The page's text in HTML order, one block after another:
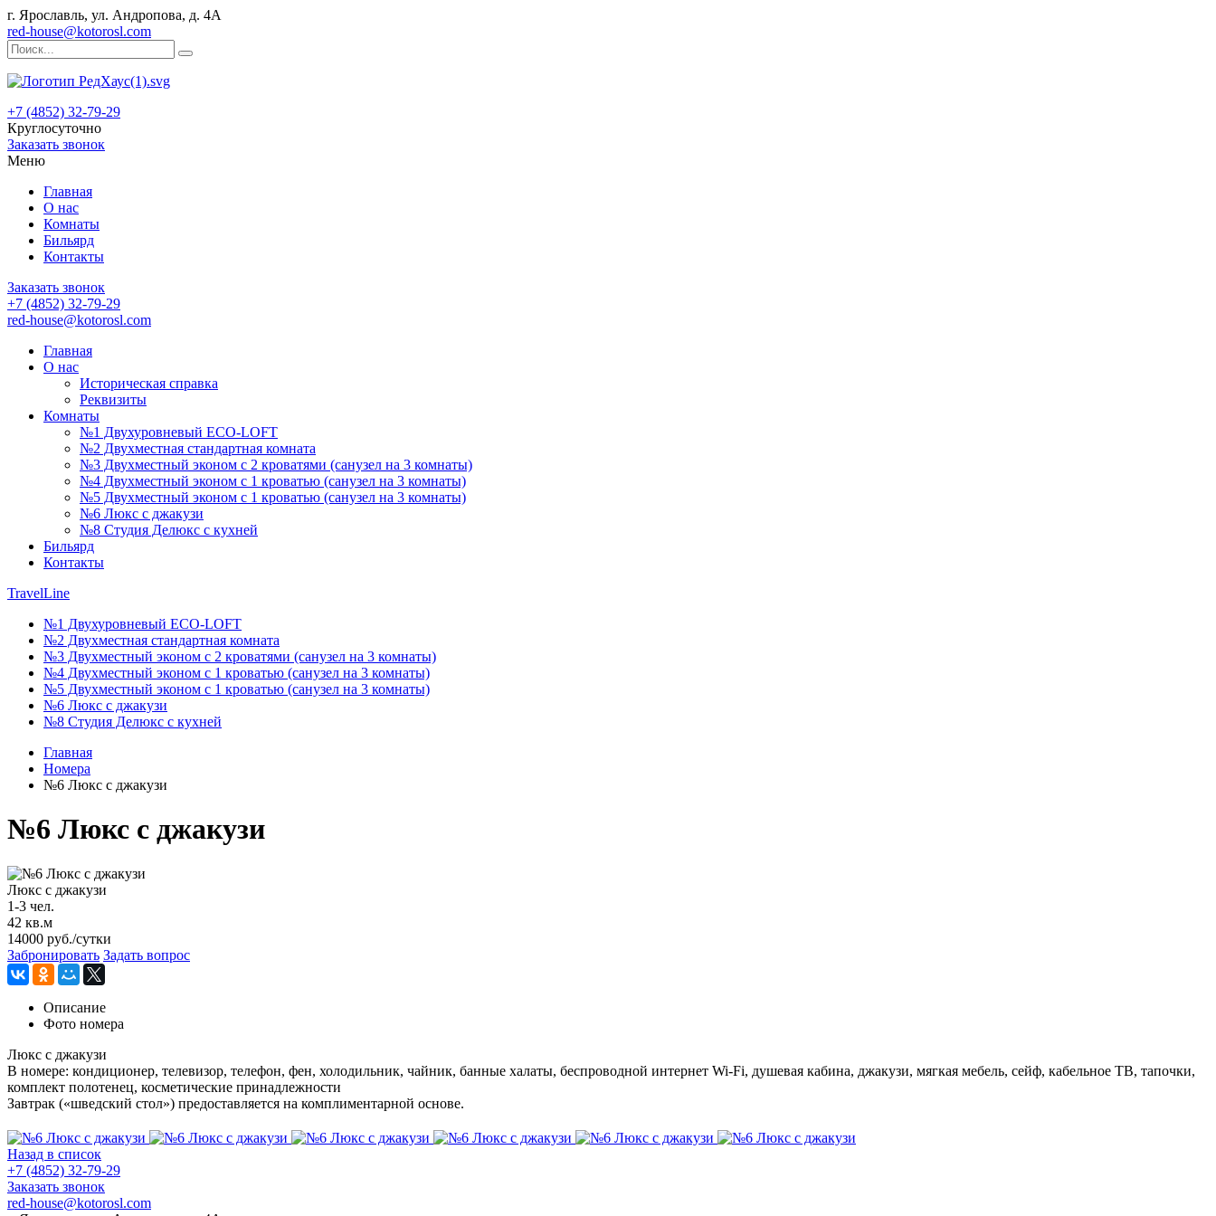
г. Ярославль, ул. Андропова, д. 4А
red-house@kotorosl.com
+7 (4852) 32-79-29
Круглосуточно
Заказать звонок
Меню
Главная
О нас
Комнаты
Бильярд
Контакты
Заказать звонок
+7 (4852) 32-79-29
red-house@kotorosl.com
Главная
О нас
Историческая справка
Реквизиты
Комнаты
№1 Двухуровневый ECO-LOFT
№2 Двухместная стандартная комната
№3 Двухместный эконом с 2 кроватями (санузел на 3 комнаты)
№4 Двухместный эконом с 1 кроватью (санузел на 3 комнаты)
№5 Двухместный эконом с 1 кроватью (санузел на 3 комнаты)
№6 Люкс с джакузи
№8 Студия Делюкс с кухней
Бильярд
Контакты
TravelLine
№1 Двухуровневый ECO-LOFT
№2 Двухместная стандартная комната
№3 Двухместный эконом с 2 кроватями (санузел на 3 комнаты)
№4 Двухместный эконом с 1 кроватью (санузел на 3 комнаты)
№5 Двухместный эконом с 1 кроватью (санузел на 3 комнаты)
№6 Люкс с джакузи
№8 Студия Делюкс с кухней
Главная
Номера
№6 Люкс с джакузи
№6 Люкс с джакузи
Люкс с джакузи
1-3 чел.
42 кв.м
14000 руб./сутки
Забронировать Задать вопрос
Описание
Фото номера
Люкс с джакузи
В номере: кондиционер, телевизор, телефон, фен, холодильник, чайник, банные халаты, беспроводной интернет Wi-Fi, душевая кабина, джакузи, мягкая мебель, сейф, кабельное ТВ, тапочки,
комплект полотенец, косметические принадлежности
Завтрак («шведский стол») предоставляется на комплиментарной основе.
Назад в список
+7 (4852) 32-79-29
Заказать звонок
red-house@kotorosl.com